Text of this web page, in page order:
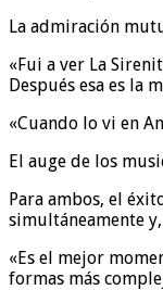
La admiración
«Fui a ver La
Después esa es la
«Cuando lo vi en
El auge de los
Para ambos, el
simultáneamente
«Es el mejor
formas más